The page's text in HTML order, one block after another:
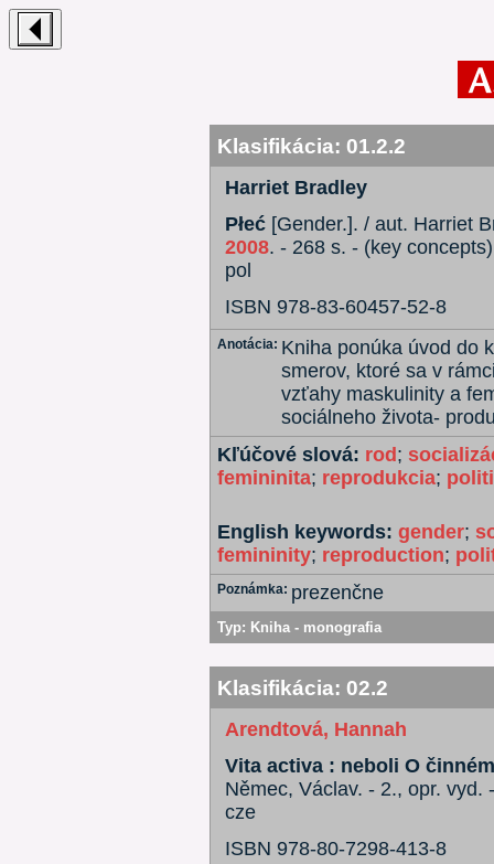
Klasifikácia: 01.2.2
Harriet Bradley
Płeć [Gender.]. / aut. Harriet
2008. - 268 s. - (key concepts)
pol
ISBN 978-83-60457-52-8
Anotácia: Kniha ponúka úvod do
smerov, ktoré sa v
vzťahy maskulinity a
sociálneho života-
Kľúčové slová: rod ;
femininita; reprodukcia;
English keywords: gender;
femininity; reproduction;
Poznámka: prezenčne
Typ: Kniha - monografia
Klasifikácia: 02.2
Arendtová, Hannah
Vita activa : neboli O
Němec, Václav. - 2., opr. vyd.
cze
ISBN 978-80-7298-413-8